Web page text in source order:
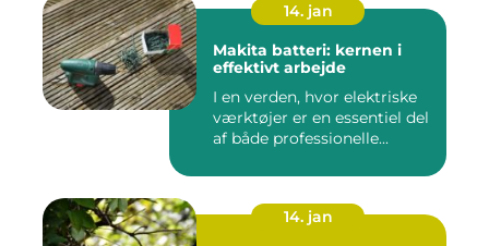
14. jan
Makita batteri: kernen i
effektivt arbejde
I en verden, hvor elektriske
værktøjer er en essentiel del
af både professionelle...
14. jan